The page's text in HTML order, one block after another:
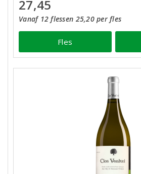
27,45
Vanaf 12 flessen 25,20 per fles
Fles